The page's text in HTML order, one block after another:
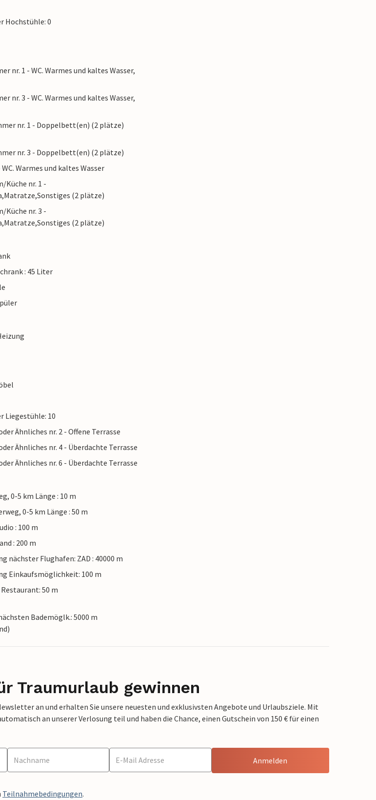
Hochstühle: 0
nr. 1 - WC. Warmes und kaltes Wasser,
nr. 3 - WC. Warmes und kaltes Wasser,
nr. 1 - Doppelbett(en) (2 plätze)
nr. 3 - Doppelbett(en) (2 plätze)
Warmes und kaltes Wasser
Küche nr. 1 -
(2 plätze)
Küche nr. 3 -
(2 plätze)
: 45 Liter
Liegestühle: 10
Ähnliches nr. 2 - Offene Terrasse
Ähnliches nr. 4 - Überdachte Terrasse
Ähnliches nr. 6 - Überdachte Terrasse
0-5 km Länge : 10 m
0-5 km Länge : 50 m
: 100 m
: 200 m
nächster Flughafen: ZAD : 40000 m
Einkaufsmöglichkeit: 100 m
50 m
Bademöglk.: 5000 m
Traumurlaub gewinnen
an und erhalten Sie unsere neuesten und exklusivsten Angebote und Urlaubsziele. Mit
an unserer Verlosung teil und haben die Chance, einen Gutschein von 150 € für einen
Anmelden
Teilnahmebedingungen.